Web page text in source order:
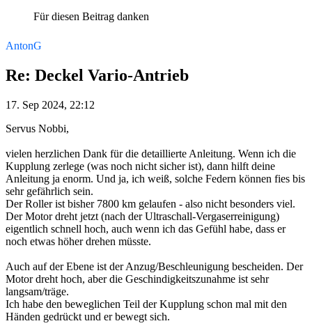
Für diesen Beitrag danken
AntonG
Re: Deckel Vario-Antrieb
17. Sep 2024, 22:12
Servus Nobbi,
vielen herzlichen Dank für die detaillierte Anleitung. Wenn ich die
Kupplung zerlege (was noch nicht sicher ist), dann hilft deine
Anleitung ja enorm. Und ja, ich weiß, solche Federn können fies bis
sehr gefährlich sein.
Der Roller ist bisher 7800 km gelaufen - also nicht besonders viel.
Der Motor dreht jetzt (nach der Ultraschall-Vergaserreinigung)
eigentlich schnell hoch, auch wenn ich das Gefühl habe, dass er
noch etwas höher drehen müsste.
Auch auf der Ebene ist der Anzug/Beschleunigung bescheiden. Der
Motor dreht hoch, aber die Geschindigkeitszunahme ist sehr
langsam/träge.
Ich habe den beweglichen Teil der Kupplung schon mal mit den
Händen gedrückt und er bewegt sich.